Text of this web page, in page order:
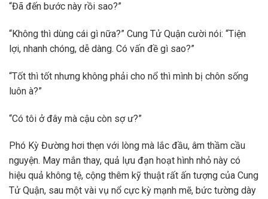
“Đã đến bước này rồi sao?”
“Không thì dùng cái gì nữa?” Cung Tử Quận cười nói: “Tiện
lợi, nhanh chóng, dễ dàng. Có vấn đề gì sao?”
“Tốt thì tốt nhưng không phải cho nổ thì mình bị chôn sống
luôn à?”
“Có tôi ở đây mà cậu còn sợ ư?”
Phó Kỳ Đường hơi thẹn với lòng mà lắc đầu, âm thầm cầu
nguyện. May mắn thay, quả lựu đạn hoạt hình nhỏ này có
hiệu quả không tệ, cộng thêm kỹ thuật rất ấn tượng của Cung
Tử Quận, sau một vài vụ nổ cực kỳ mạnh mẽ, bức tường dày